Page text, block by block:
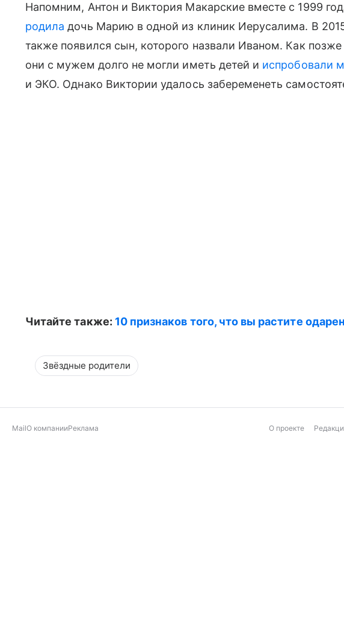
Напомним, Антон и Виктория Макарские вместе с 1999
родила дочь Марию в одной из клиник Иерусалима. В
также появился сын, которого назвали Иваном. Как
они с мужем долго не могли иметь детей и испробовали
и ЭКО. Однако Виктории удалось забеременеть
Читайте также: 10 признаков того, что вы растите
Звёздные родители
MailО компанииРеклама О проекте